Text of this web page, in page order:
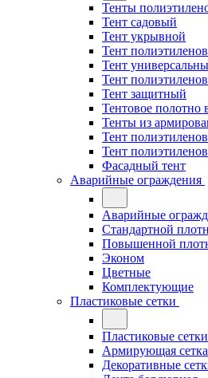
Тенты
Тент садовый
Тент укрывной
Тент
Тент
Тент
Тент защитный
Тентовое полотно
Тенты из
Тент
Тент
Фасадный тент
Аварийные ограждения
Аварийные
Стандартной
Повышенной
Эконом
Цветные
Комплектующие
Пластиковые сетки
Пластиковые сетки
Армирующая сетка
Декоративные